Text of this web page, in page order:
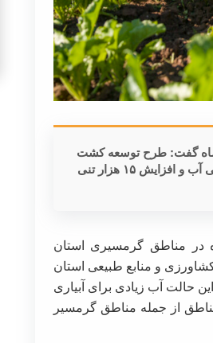
گفت: طرح توسعه کشت
چغندر قند پاییزه در مناطق گرمسیری استان موجب کاهش ۱۰ میلیون متر مکعبی آب و افزایش ۱۵ هزار تنی
در مناطق گرمسیری استان
و منابع طبیعی استان
حالت آب زیادی برای آبیاری
از جمله مناطق گرمسیر